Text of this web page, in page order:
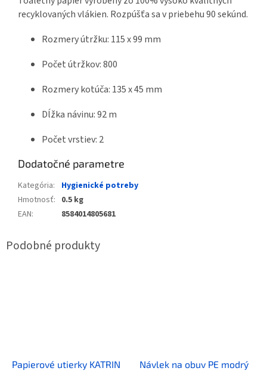
recyklovaných vlákien. Rozpúšťa sa v priebehu 90 sekúnd.
Rozmery útržku: 115 x 99 mm
Počet útržkov: 800
Rozmery kotúča: 135 x 45 mm
Dĺžka návinu: 92 m
Počet vrstiev: 2
Dodatočné parametre
Kategória:
Hygienické potreby
Hmotnosť: 0.5 kg
EAN: 8584014805681
Papierové utierky KATRIN
Návlek na obuv PE modrý